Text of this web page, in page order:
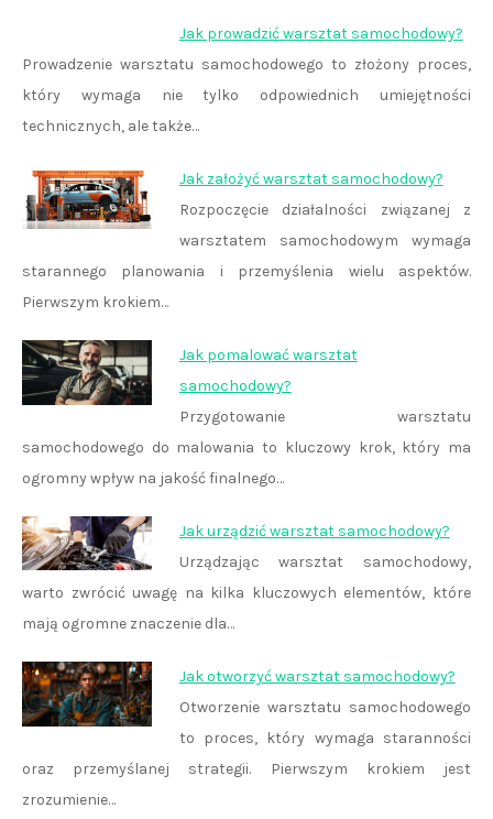
Jak prowadzić warsztat samochodowy?
Prowadzenie warsztatu samochodowego to złożony proces,
który wymaga nie tylko odpowiednich umiejętności
technicznych, ale także…
Jak założyć warsztat samochodowy?
Rozpoczęcie działalności związanej z
warsztatem samochodowym wymaga
starannego planowania i przemyślenia wielu aspektów.
Pierwszym krokiem…
Jak pomalować warsztat
samochodowy?
Przygotowanie warsztatu
samochodowego do malowania to kluczowy krok, który ma
ogromny wpływ na jakość finalnego…
Jak urządzić warsztat samochodowy?
Urządzając warsztat samochodowy,
warto zwrócić uwagę na kilka kluczowych elementów, które
mają ogromne znaczenie dla…
Jak otworzyć warsztat samochodowy?
Otworzenie warsztatu samochodowego
to proces, który wymaga staranności
oraz przemyślanej strategii. Pierwszym krokiem jest
zrozumienie…